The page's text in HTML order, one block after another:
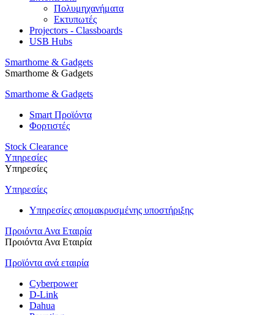
Πολυμηχανήματα
Εκτυπωτές
Projectors - Classboards
USB Hubs
Smarthome & Gadgets
Smarthome & Gadgets
Smarthome & Gadgets
Smart Προϊόντα
Φορτιστές
Stock Clearance
Υπηρεσίες
Υπηρεσίες
Υπηρεσίες
Υπηρεσίες απομακρυσμένης υποστήριξης
Προιόντα Ανα Εταιρία
Προιόντα Ανα Εταιρία
Προϊόντα ανά εταιρία
Cyberpower
D-Link
Dahua